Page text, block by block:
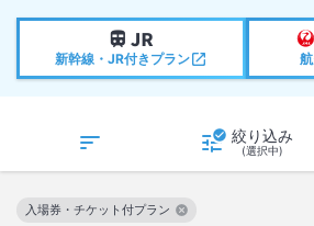
新幹線・JR付きプラン
絞り込み
(選択中)
入場券・チケット付プラン
この絞り込み条件を解除